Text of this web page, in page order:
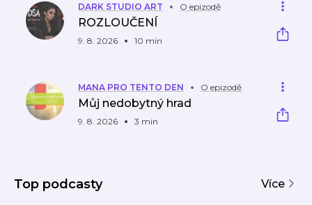
DARK STUDIO ART O epizodě
ROZLOUČENÍ
9. 8. 2026 10 min
MANA PRO TENTO DEN O epizodě
Můj nedobytný hrad
9. 8. 2026 3 min
Top podcasty Více